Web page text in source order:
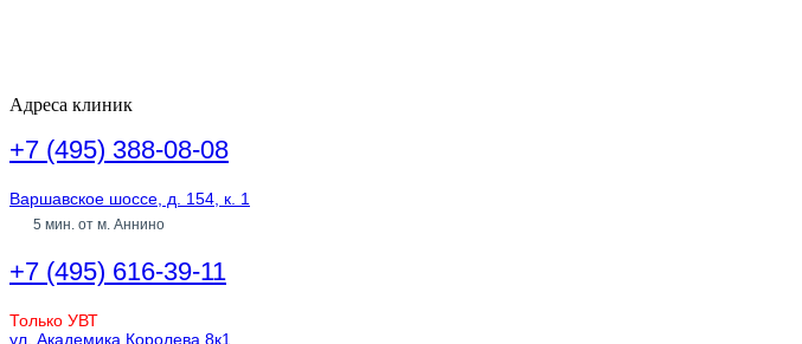
Адреса клиник
+7 (495) 388-08-08
Варшавское шоссе, д. 154, к. 1
5 мин. от м. Аннино
+7 (495) 616-39-11
Только УВТ
ул. Академика Королева 8к1